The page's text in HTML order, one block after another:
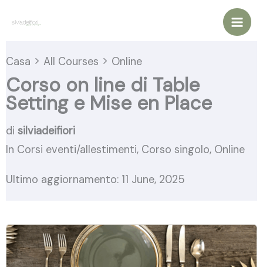
Casa
All Courses Online
Corso on line di Table
Setting e Mise en Place
di silviadeifiori
In Corsi eventi/allestimenti, Corso singolo, Online
Ultimo aggiornamento: 11 June, 2025